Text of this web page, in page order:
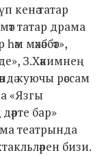
кенә татар
татар драма
мәхәббәт»,
З.Хәкимнең
куючы рәссам
«Язгы
бар»
театрында
бизи.